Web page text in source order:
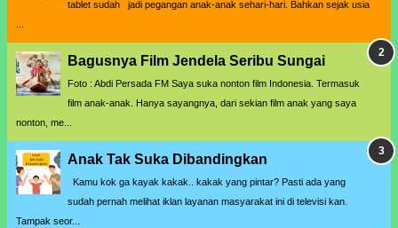
tablet sudah jadi pegangan anak-anak sehari-hari. Bahkan sejak usia
Bagusnya Film Jendela Seribu Sungai
Foto : Abdi Persada FM Saya suka nonton film Indonesia. Termasuk
film anak-anak. Hanya sayangnya, dari sekian film anak yang saya
nonton, me...
Anak Tak Suka Dibandingkan
Kamu kok ga kayak kakak.. kakak yang pintar? Pasti ada yang
sudah pernah melihat iklan layanan masyarakat ini di televisi kan.
Tampak seor...